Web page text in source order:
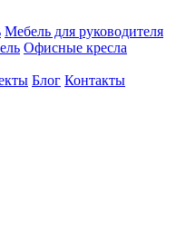
Мебель для руководителя
Офисные кресла
Блог Контакты